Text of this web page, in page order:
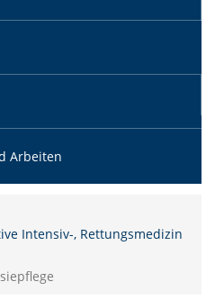
Arbeiten
Intensiv-, Rettungsmedizin